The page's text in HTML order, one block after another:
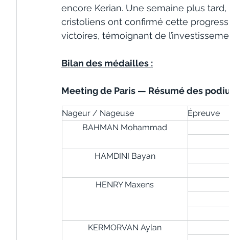
encore Kerian. Une semaine plus
cristoliens ont confirmé cette
victoires, témoignant de
Bilan des médailles :
Meeting de Paris — Résumé des
Nageur / Nageuse
Épreuve
BAHMAN Mohammad
HAMDINI Bayan
HENRY Maxens
KERMORVAN Aylan